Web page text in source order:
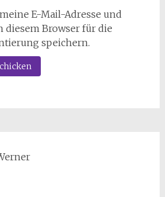
E-Mail-Adresse und
diesem Browser für die
speichern.